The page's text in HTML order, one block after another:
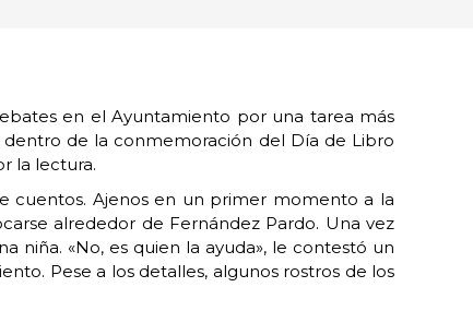
en el Ayuntamiento por una tarea más
de la conmemoración del Día de Libro
la lectura.
cuentos. Ajenos en un primer momento a la
alrededor de Fernández Pardo. Una vez
niña. «No, es quien la ayuda», le contestó un
Pese a los detalles, algunos rostros de los